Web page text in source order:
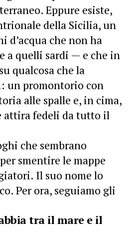
Eppure esiste,
della Sicilia, un
d’acqua che non ha
a quelli sardi — e che in
qualcosa che la
un promontorio con
alle spalle e, in cima,
attira fedeli da tutto il
che sembrano
smentire le mappe
Il suo nome lo
Per ora, seguiamo gli
tra il mare e il